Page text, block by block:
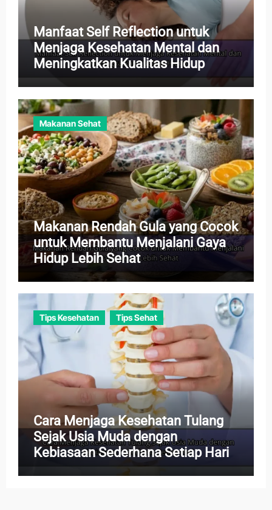
Manfaat Self Reflection untuk
Menjaga Kesehatan Mental dan
Meningkatkan Kualitas Hidup
Makanan Sehat
Makanan Rendah Gula yang Cocok
untuk Membantu Menjalani Gaya
Hidup Lebih Sehat
Tips Kesehatan Tips Sehat
Cara Menjaga Kesehatan Tulang
Sejak Usia Muda dengan
Kebiasaan Sederhana Setiap Hari